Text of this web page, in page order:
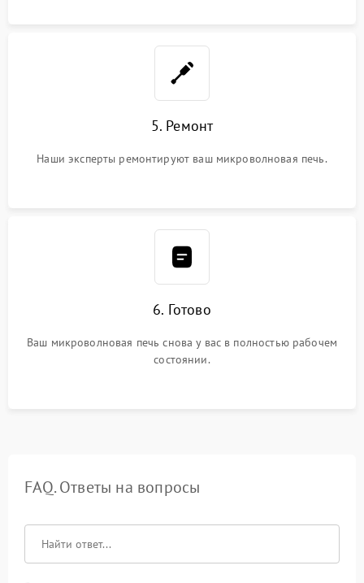
5. Ремонт
Наши эксперты ремонтируют ваш микроволновая печь.
6. Готово
Ваш микроволновая печь снова у вас в полностью рабочем
состоянии.
FAQ. Ответы на вопросы